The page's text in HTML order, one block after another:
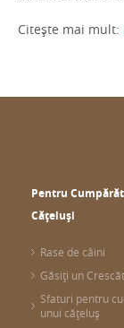
Citește mai mult:
Pentru
Cățeluși
Rase de câini
Găsiți un
Sfaturi pentru
unui cățeluș